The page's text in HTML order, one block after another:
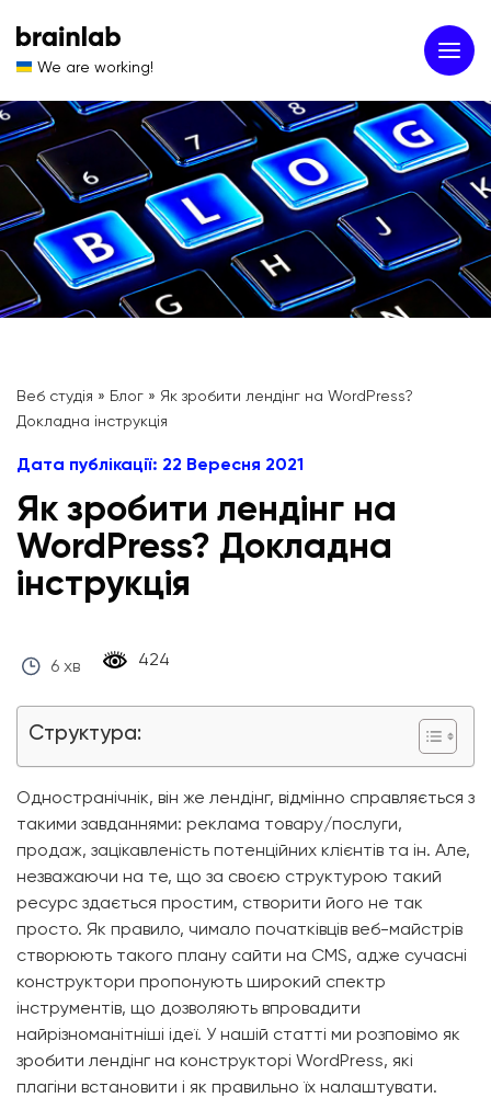
We are working!
Веб студія » Блог » Як зробити лендінг на WordPress?
Докладна інструкція
Дата публікації: 22 Вересня 2021
Як зробити лендінг на
WordPress? Докладна
інструкція
6 хв ‎ 424 ‎
Структура:
Одностранічнік, він же лендінг, відмінно справляється з
такими завданнями: реклама товару/послуги,
продаж, зацікавленість потенційних клієнтів та ін. Але,
незважаючи на те, що за своєю структурою такий
ресурс здається простим, створити його не так
просто. Як правило, чимало початківців веб-майстрів
створюють такого плану сайти на CMS, адже сучасні
конструктори пропонують широкий спектр
інструментів, що дозволяють впровадити
найрізноманітніші ідеї. У нашій статті ми розповімо як
зробити лендінг на конструкторі WordPress, які
плагіни встановити і як правильно їх налаштувати.